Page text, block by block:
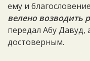
ему и
велено возводить
передал Абу Давуд,
достоверным.